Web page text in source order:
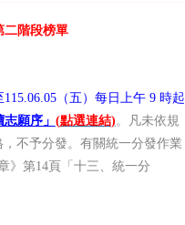
二階段榜單
115.06.05（五） 每日上午 9 時起
願序」 (點選連結) 。凡未依規
不予分發。有關統一分發作業
》第14頁「十三 、統一分